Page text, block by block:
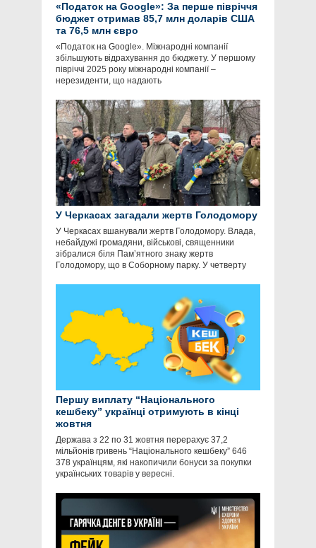
«Податок на Google»: За перше півріччя
бюджет отримав 85,7 млн доларів США
та 76,5 млн євро
«Податок на Google». Міжнародні компанії
збільшують відрахування до бюджету. У першому
півріччі 2025 року міжнародні компанії –
нерезиденти, що надають
У Черкасах загадали жертв Голодомору
У Черкасах вшанували жертв Голодомору. Влада,
небайдужі громадяни, військові, священники
зібралися біля Пам’ятного знаку жертв
Голодомору, що в Соборному парку. У четверту
Першу виплату “Національного
кешбеку” українці отримують в кінці
жовтня
Держава з 22 по 31 жовтня перерахує 37,2
мільйонів гривень “Національного кешбеку” 646
378 українцям, які накопичили бонуси за покупки
українських товарів у вересні.